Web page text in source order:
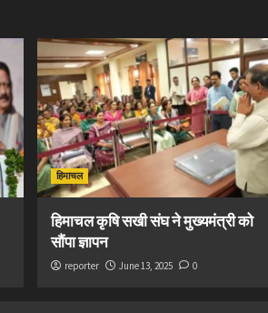
हिमाचल
हिमाचल कृषि सखी संघ ने मुख्यमंत्री को
सौंपा ज्ञापन
reporter June 13, 2025 0